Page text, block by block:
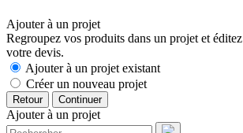
Ajouter à un projet
Regroupez vos produits dans un projet et éditez
votre devis.
Ajouter à un projet existant
Créer un nouveau projet
Retour Continuer
Ajouter à un projet